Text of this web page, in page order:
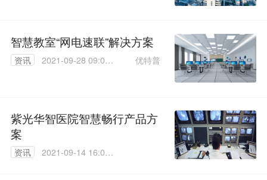
智慧教室“网电速联”解决方案
资讯
2021-09-28 09:02:
优特普
紫光华智医院智慧畅行产品方
案
资讯
2021-09-14 16:09: